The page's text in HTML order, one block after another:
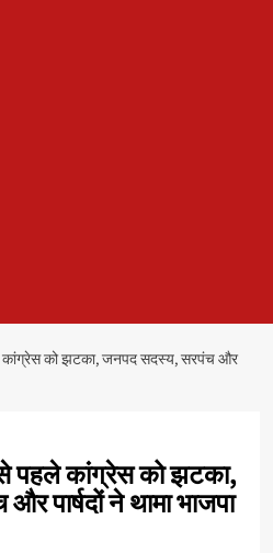
कांग्रेस को झटका, जनपद सदस्य, सरपंच और
पहले कांग्रेस को झटका,
पार्षदों ने थामा भाजपा